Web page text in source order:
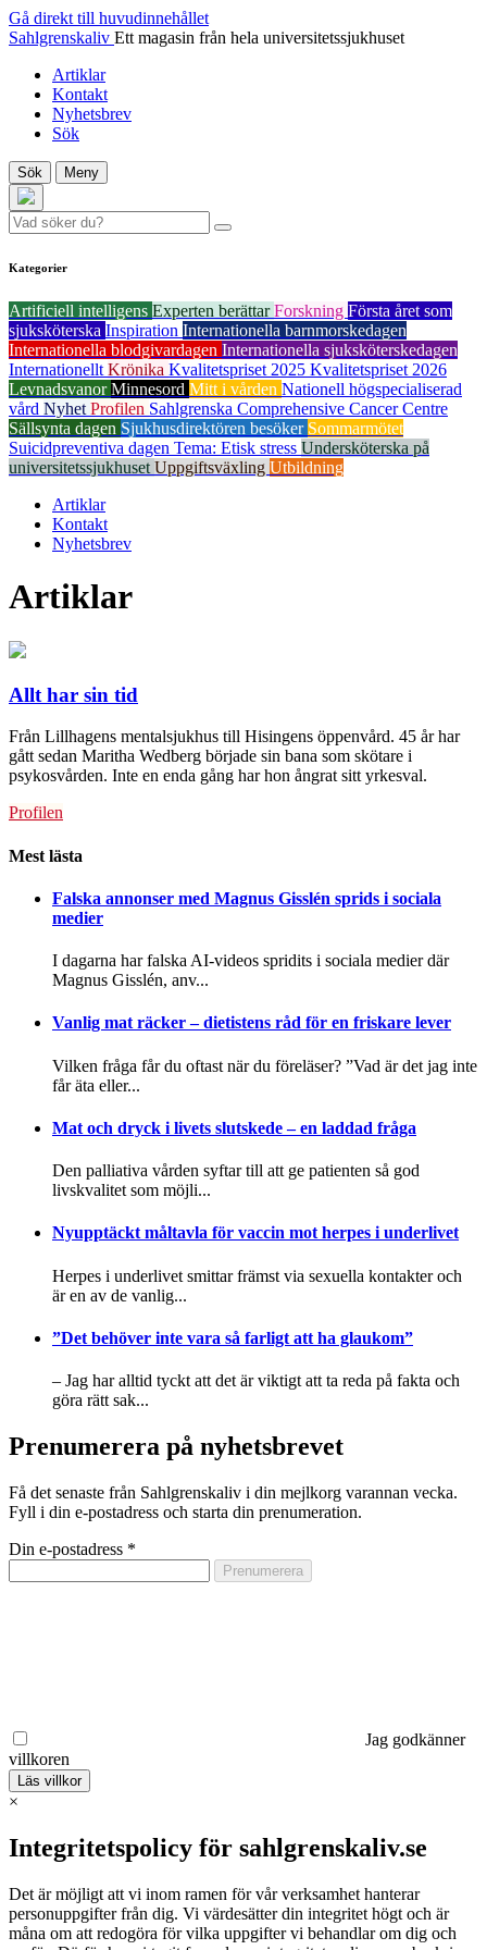
Gå direkt till huvudinnehållet
Sahlgrenskaliv Ett magasin från hela universitetssjukhuset
Artiklar
Kontakt
Nyhetsbrev
Sök
Sök Meny
Kategorier
Artificiell intelligens Experten berättarForskning Första året som
sjuksköterska Inspiration Internationella barnmorskedagen
Internationella blodgivardagen Internationella sjuksköterskedagen
Internationellt Krönika Kvalitetspriset 2025 Kvalitetspriset 2026
LevnadsvanorMinnesord Mitt i vården Nationell högspecialiserad
vård Nyhet Profilen Sahlgrenska Comprehensive Cancer Centre
Sällsynta dagen Sjukhusdirektören besöker Sommarmötet
Suicidpreventiva dagen Tema: Etisk stress Undersköterska på
universitetssjukhuset Uppgiftsväxling Utbildning
Artiklar
Kontakt
Nyhetsbrev
Artiklar
Allt har sin tid
Från Lillhagens mentalsjukhus till Hisingens öppenvård. 45 år har
gått sedan Maritha Wedberg började sin bana som skötare i
psykosvården. Inte en enda gång har hon ångrat sitt yrkesval.
Profilen
Mest lästa
Falska annonser med Magnus Gisslén sprids i sociala
medier
I dagarna har falska AI-videos spridits i sociala medier där
Magnus Gisslén, anv...
Vanlig mat räcker – dietistens råd för en friskare lever
Vilken fråga får du oftast när du föreläser? ”Vad är det jag inte
får äta eller...
Mat och dryck i livets slutskede – en laddad fråga
Den palliativa vården syftar till att ge patienten så god
livskvalitet som möjli...
Nyupptäckt måltavla för vaccin mot herpes i underlivet
Herpes i underlivet smittar främst via sexuella kontakter och
är en av de vanlig...
”Det behöver inte vara så farligt att ha glaukom”
– Jag har alltid tyckt att det är viktigt att ta reda på fakta och
göra rätt sak...
Prenumerera på nyhetsbrevet
Få det senaste från Sahlgrenskaliv i din mejlkorg varannan vecka.
Fyll i din e-postadress och starta din prenumeration.
Din e-postadress *
Jag godkänner
villkoren
Läs villkor
×
Integritetspolicy för sahlgrenskaliv.se
Det är möjligt att vi inom ramen för vår verksamhet hanterar
personuppgifter från dig. Vi värdesätter din integritet högt och är
måna om att redogöra för vilka uppgifter vi behandlar om dig och